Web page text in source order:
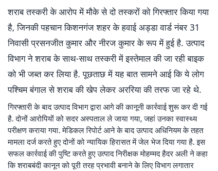
शराब तस्करी के आरोप में मौके से दो तस्करों को गिरफ्तार किया गया
है, जिनकी पहचान किशनगंज शहर के हवाई अड्डा वार्ड नंबर 31
निवासी प्रसनजीत कुमार और नीरज कुमार के रूप में हुई है. उत्पाद
विभाग ने शराब के साथ-साथ तस्करी में इस्तेमाल की जा रही बाइक
को भी जब्त कर लिया है. पूछताछ में यह बात सामने आई कि ये लोग
पश्चिम बंगाल से शराब की खेप लेकर अररिया की तरफ जा रहे थे.
गिरफ्तारी के बाद उत्पाद विभाग द्वारा आगे की कानूनी कार्रवाई शुरू कर दी गई
है. दोनों आरोपियों को सदर अस्पताल ले जाया गया, जहां उनका स्वास्थ्य
परीक्षण कराया गया. मेडिकल रिपोर्ट आने के बाद उत्पाद अधिनियम के तहत
मामला दर्ज करते हुए दोनों को न्यायिक हिरासत में जेल भेज दिया गया है. इस
सफल कार्रवाई की पुष्टि करते हुए उत्पाद निरीक्षक मोहम्मद हैदर अली ने कहा
कि शराबबंदी कानून को पूरी तरह प्रभावी बनाने के लिए विभाग लगातार